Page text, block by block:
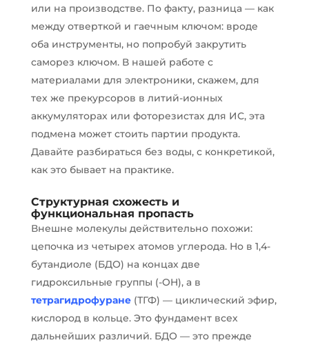
или на производстве. По факту, разница — как
между отверткой и гаечным ключом: вроде
оба инструменты, но попробуй закрутить
саморез ключом. В нашей работе с
материалами для электроники, скажем, для
тех же прекурсоров в литий-ионных
аккумуляторах или фоторезистах для ИС, эта
подмена может стоить партии продукта.
Давайте разбираться без воды, с конкретикой,
как это бывает на практике.
Структурная схожесть и
функциональная пропасть
Внешне молекулы действительно похожи:
цепочка из четырех атомов углерода. Но в 1,4-
бутандиоле (БДО) на концах две
гидроксильные группы (-OH), а в
тетрагидрофуране (ТГФ) — циклический эфир,
кислород в кольце. Это фундамент всех
дальнейших различий. БДО — это прежде